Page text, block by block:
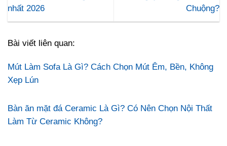
nhất 2026
Chuộng?
Bài viết liên quan:
Mút Làm Sofa Là Gì? Cách Chọn Mút Êm, Bền, Không
Xẹp Lún
Bàn ăn mặt đá Ceramic Là Gì? Có Nên Chọn Nội Thất
Làm Từ Ceramic Không?